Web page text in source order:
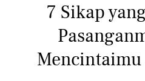
7 Sikap